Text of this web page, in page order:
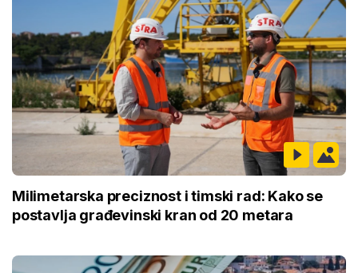
Milimetarska preciznost i timski rad: Kako se
postavlja građevinski kran od 20 metara